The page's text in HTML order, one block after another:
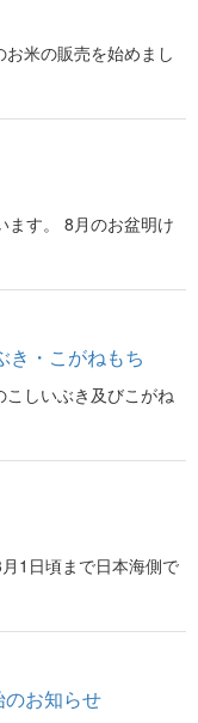
米の販売を始めまし
ます。 8月のお盆明け
き・こがねもち
しいぶき及びこがね
1日頃まで日本海側で
お知らせ